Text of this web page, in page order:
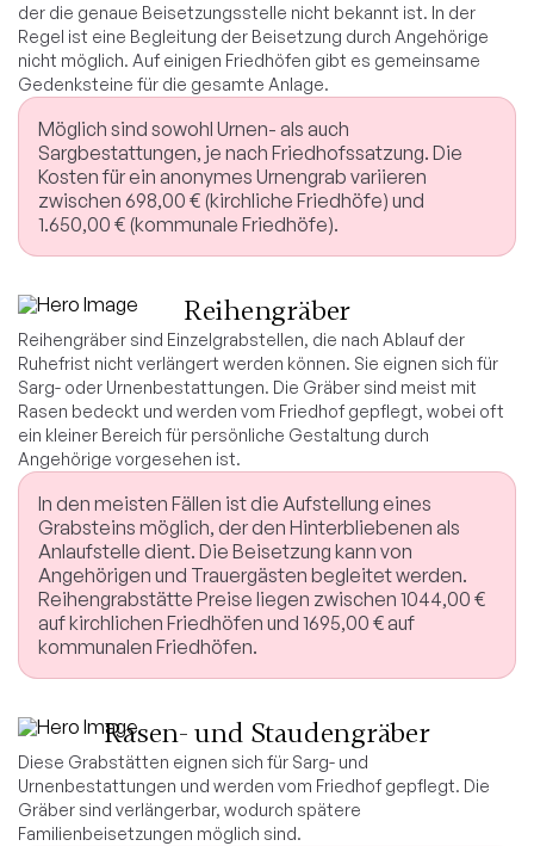
der die genaue Beisetzungsstelle nicht bekannt ist. In der
Regel ist eine Begleitung der Beisetzung durch Angehörige
nicht möglich. Auf einigen Friedhöfen gibt es gemeinsame
Gedenksteine für die gesamte Anlage.
Möglich sind sowohl Urnen- als auch
Sargbestattungen, je nach Friedhofssatzung. Die
Kosten für ein anonymes Urnengrab variieren
zwischen 698,00 € (kirchliche Friedhöfe) und
1.650,00 € (kommunale Friedhöfe).
Reihengräber
Reihengräber sind Einzelgrabstellen, die nach Ablauf der
Ruhefrist nicht verlängert werden können. Sie eignen sich für
Sarg- oder Urnenbestattungen. Die Gräber sind meist mit
Rasen bedeckt und werden vom Friedhof gepflegt, wobei oft
ein kleiner Bereich für persönliche Gestaltung durch
Angehörige vorgesehen ist.
In den meisten Fällen ist die Aufstellung eines
Grabsteins möglich, der den Hinterbliebenen als
Anlaufstelle dient. Die Beisetzung kann von
Angehörigen und Trauergästen begleitet werden.
Reihengrabstätte Preise liegen zwischen 1044,00 €
auf kirchlichen Friedhöfen und 1695,00 € auf
kommunalen Friedhöfen.
Rasen- und Staudengräber
Diese Grabstätten eignen sich für Sarg- und
Urnenbestattungen und werden vom Friedhof gepflegt. Die
Gräber sind verlängerbar, wodurch spätere
Familienbeisetzungen möglich sind.